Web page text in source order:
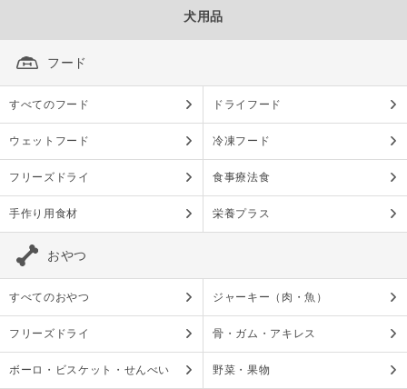
犬用品
フード
すべてのフード ドライフード
ウェットフード 冷凍フード
フリーズドライ 食事療法食
手作り用食材 栄養プラス
おやつ
すべてのおやつ ジャーキー（肉・魚）
フリーズドライ 骨・ガム・アキレス
ボーロ・ビスケット・せんべい 野菜・果物